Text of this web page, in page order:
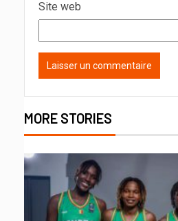
Site web
MORE STORIES